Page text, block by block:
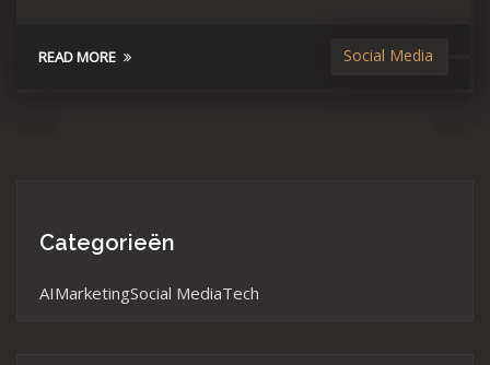
READ MORE Social Media
Categorieën
AIMarketingSocial MediaTech